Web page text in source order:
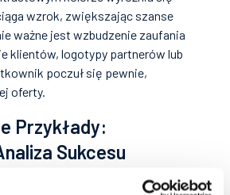
wzrok, zwiększając szanse
ważne jest wzbudzenie zaufania
klientów, logotypy partnerów lub
poczuł się pewnie,
oferty.
Przykłady:
Sukcesu
to te, które są jednocześnie